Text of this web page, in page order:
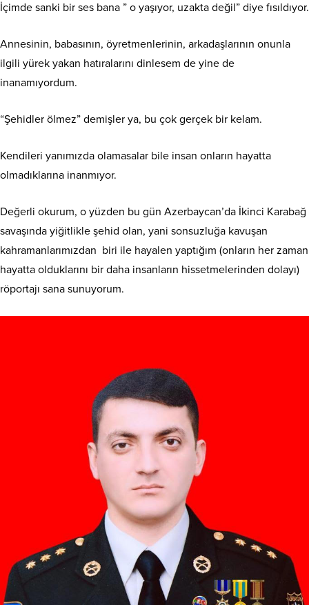
İçimde sanki bir ses bana ” o yaşıyor, uzakta değil” diye fısıldıyor.
Annesinin, babasının, öyretmenlerinin, arkadaşlarının onunla
ilgili yürek yakan hatıralarını dinlesem de yine de
inanamıyordum.
“Şehidler ölmez” demişler ya, bu çok gerçek bir kelam.
Kendileri yanımızda olamasalar bile insan onların hayatta
olmadıklarına inanmıyor.
Değerli okurum, o yüzden bu gün Azerbaycan’da İkinci Karabağ
savaşında yiğitlikle şehid olan, yani sonsuzluğa kavuşan
kahramanlarımızdan biri ile hayalen yaptığım (onların her zaman
hayatta olduklarını bir daha insanların hissetmelerinden dolayı)
röportajı sana sunuyorum.